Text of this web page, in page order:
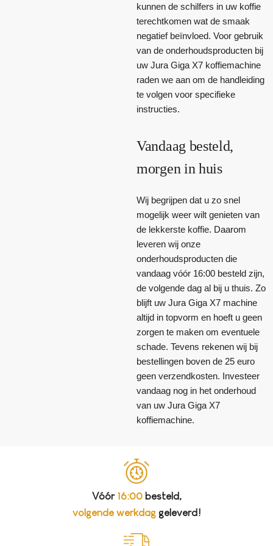
kunnen de schilfers in uw koffie
terechtkomen wat de smaak
negatief beïnvloed. Voor gebruik
van de onderhoudsproducten bij
uw Jura Giga X7 koffiemachine
raden we aan om de handleiding
te volgen voor specifieke
instructies.
Vandaag besteld,
morgen in huis
Wij begrijpen dat u zo snel
mogelijk weer wilt genieten van
de lekkerste koffie. Daarom
leveren wij onze
onderhoudsproducten die
vandaag vóór 16:00 besteld zijn,
de volgende dag al bij u thuis. Zo
blijft uw Jura Giga X7 machine
altijd in topvorm en hoeft u geen
zorgen te maken om eventuele
schade. Tevens rekenen wij bij
bestellingen boven de 25 euro
geen verzendkosten. Investeer
vandaag nog in het onderhoud
van uw Jura Giga X7
koffiemachine.
Vóór 16:00besteld,
volgende werkdaggeleverd!